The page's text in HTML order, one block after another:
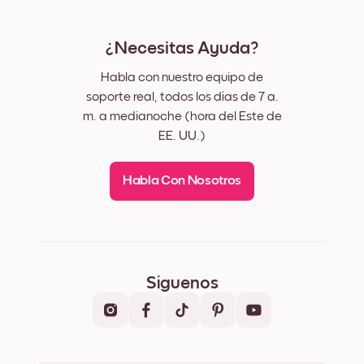
¿Necesitas Ayuda?
Habla con nuestro equipo de
soporte real, todos los días de 7 a.
m. a medianoche (hora del Este de
EE. UU.)
Habla Con Nosotros
Síguenos